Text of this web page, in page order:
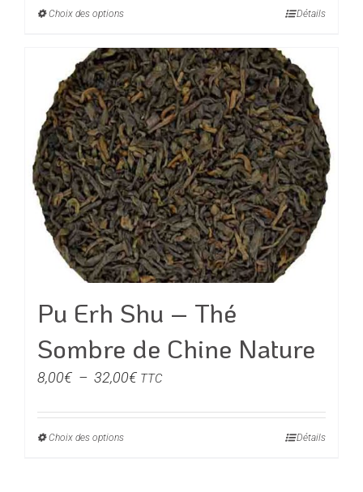
2,50€
Choix des optionsCe
a
plusieurs
variations.
Les
options
peuvent
être
choisies
sur
la
page
du
produit
Détails
Pu Erh Shu – Thé
Sombre de Chine Nature
8,00€ – 32,00€Plage
prix :
TTC
Choix des optionsCe
Détails